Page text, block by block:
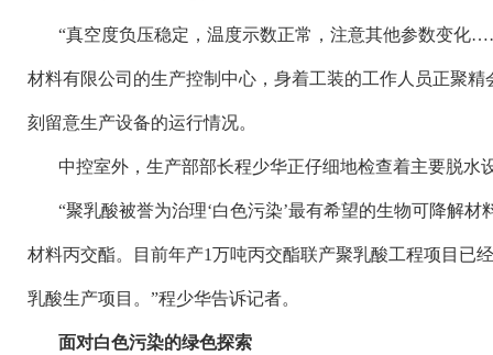
“真空度负压稳定，温度示数正常，注意其他参数变化
材料有限公司的生产控制中心，身着工装的工作人员正聚
刻留意生产设备的运行情况。
中控室外，生产部部长程少华正仔细地检查着主要脱水
“聚乳酸被誉为治理‘白色污染’最有希望的生物可降解
材料丙交酯。目前年产1万吨丙交酯联产聚乳酸工程项目已
乳酸生产项目。”程少华告诉记者。
面对白色污染的绿色探索